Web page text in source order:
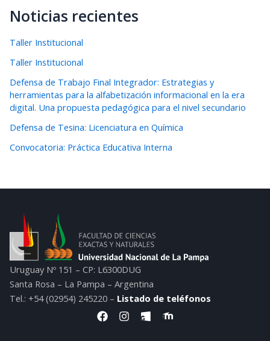
Noticias recientes
Taller Institucional
Taller Institucional
Defensa de Trabajo Final Integrador: Estrategias y
herramientas para la alfabetización informacional en la era
digital. Una propuesta pedagógica para el nivel secundario
Defensa de Tesina: Licenciatura en Química
Convocatoria: Práctica Educativa Interna
Uruguay Nº 151 – CP: L6300DUG
Santa Rosa – La Pampa – Argentina
Tel.: +54 (02954) 245220 – Listado de teléfonos
F
a
I
n
I
c
I
c